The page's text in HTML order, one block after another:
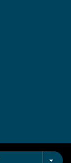
arrow_drop_down